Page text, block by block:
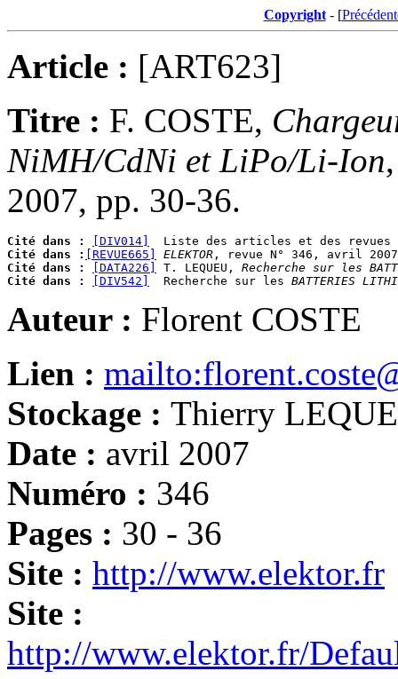
Copyright- [
Article : [ART623]
Titre : F. COSTE,
NiMH/CdNi et LiPo/Li-Ion
2007, pp. 30-36.
Cité dans : [DIV014]
  Liste des articles et des revues
Cité dans :
[REVUE665]
ELEKTOR
Cité dans :
[DATA226] T. LEQUEU, Recherche sur les
Cité dans :
[DIV542]
  Recherche sur les
BATTERIES
Auteur : Florent COSTE
Lien :
Stockage : Thierry
Date : avril 2007
Numéro : 346
Pages : 30 - 36
Site : http://www.elektor.fr
Site :
http://www.elektor.fr/